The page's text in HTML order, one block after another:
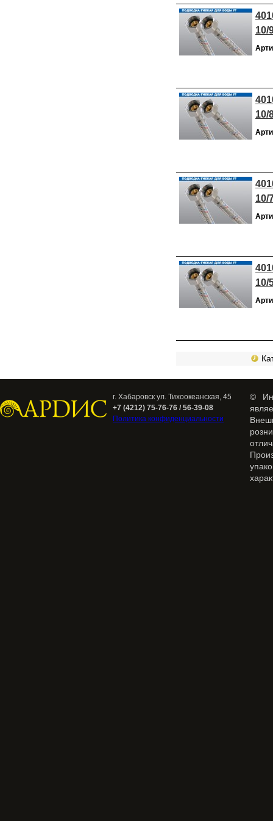
10/
10/
10/
10/
г. Хабаровск ул. Тихоокеанская, 45
+7 (4212) 75-76-76 / 56-39-08
Политика конфиденциальности
©